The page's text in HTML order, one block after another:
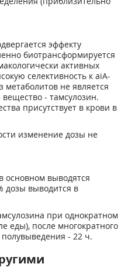
эффекту
биотрансформируется
активных
селективность к aiA-
не является
- тамсулозин.
присутствует в крови в
изменение дозы не
основном выводятся
дозы выводится в
при однократном
еды), после многократного
- 22 ч.